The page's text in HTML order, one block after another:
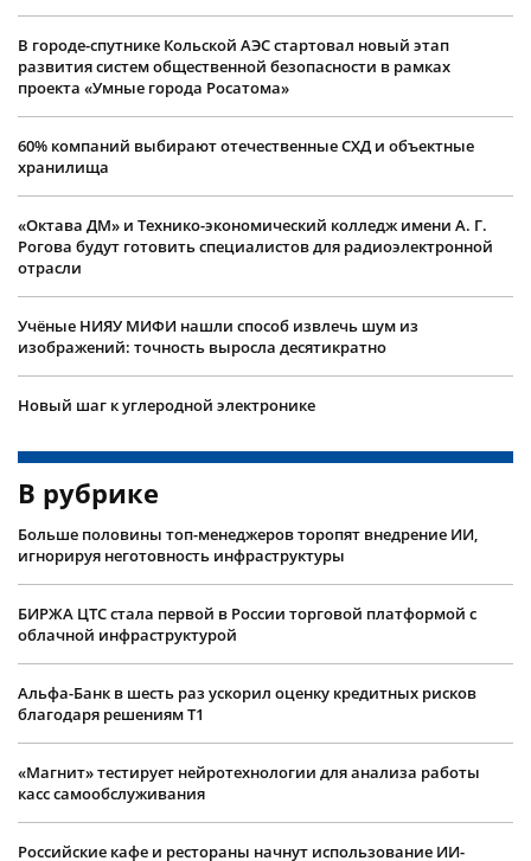
В городе-спутнике Кольской АЭС стартовал новый этап
развития систем общественной безопасности в рамках
проекта «Умные города Росатома»
60% компаний выбирают отечественные СХД и объектные
хранилища
«Октава ДМ» и Технико-экономический колледж имени А. Г.
Рогова будут готовить специалистов для радиоэлектронной
отрасли
Учëные НИЯУ МИФИ нашли способ извлечь шум из
изображений: точность выросла десятикратно
Новый шаг к углеродной электронике
В рубрике
Больше половины топ-менеджеров торопят внедрение ИИ,
игнорируя неготовность инфраструктуры
БИРЖА ЦТС стала первой в России торговой платформой с
облачной инфраструктурой
Альфа-Банк в шесть раз ускорил оценку кредитных рисков
благодаря решениям Т1
«Магнит» тестирует нейротехнологии для анализа работы
касс самообслуживания
Российские кафе и рестораны начнут использование ИИ-